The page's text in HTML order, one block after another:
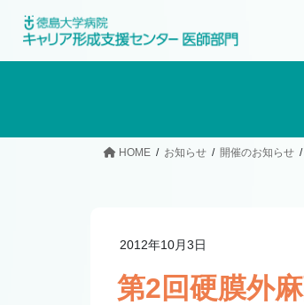
HOME お知らせ 開催のお知らせ
2012年10月3日
第2回硬膜外